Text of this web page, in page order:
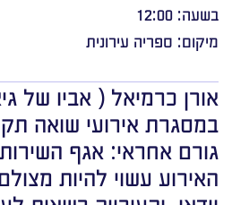
בשעה: 12:00
מיקום: ספריה עירונית
אורן כרמיאל ( אביו של
במסגרת אירועי שואה
גורם אחראי: אגף השירות
האירוע עשוי להיות